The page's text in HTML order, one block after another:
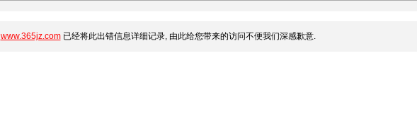
www.365jz.com已经将此出错信息详细记录, 由此给您带来的访问不便我们深感歉意.